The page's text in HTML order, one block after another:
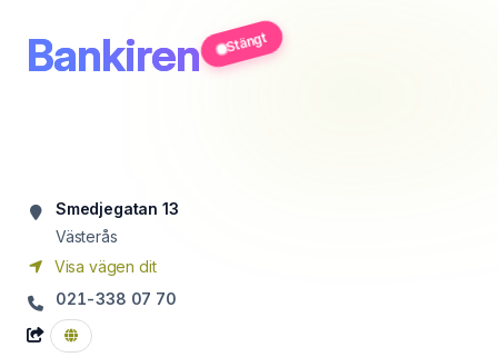
Bankiren Stängt
Smedjegatan 13
Västerås
Visa vägen dit
021-338 07 70